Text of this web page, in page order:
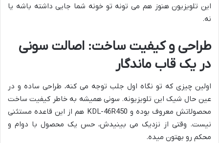
این تلویزیون هنوز هم می تونه تو خونه شما جایی داشته باشه یا
نه.
طراحی و کیفیت ساخت: اصالت سونی
در یک قاب ماندگار
اولین چیزی که تو نگاه اول جلب توجه می کنه، طراحی ساده و در
عین حال شیک این تلویزیونه. سونی همیشه به خاطر کیفیت ساخت
محصولاتش معروف بوده و KDL-46R450 هم از این قاعده مستثنی
نیست. وقتی از نزدیک می بینیدش، حس یک محصول با دوام و
محکم رو بهتون میده.